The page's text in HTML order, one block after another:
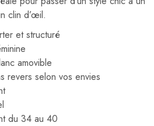
clin d’œil.
et structuré
amovible
revers selon vos envies
du 34 au 40